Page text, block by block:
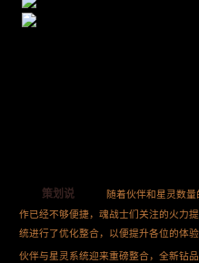
策划说
随着伙伴和星灵数
作已经不够便捷，魂战士们关注的火力
统进行了优化整合，以便提升各位的体验
伙伴与星灵系统迎来重磅整合，全新钻